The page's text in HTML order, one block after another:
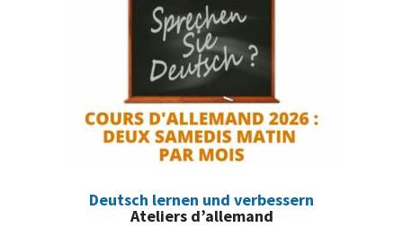
Deutsch lernen und verbessern
Ateliers d’allemand